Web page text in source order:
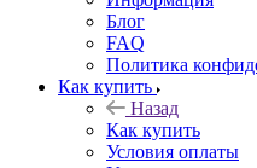
Блог
FAQ
Политика
Как купить
Назад
Как купить
Условия оплаты